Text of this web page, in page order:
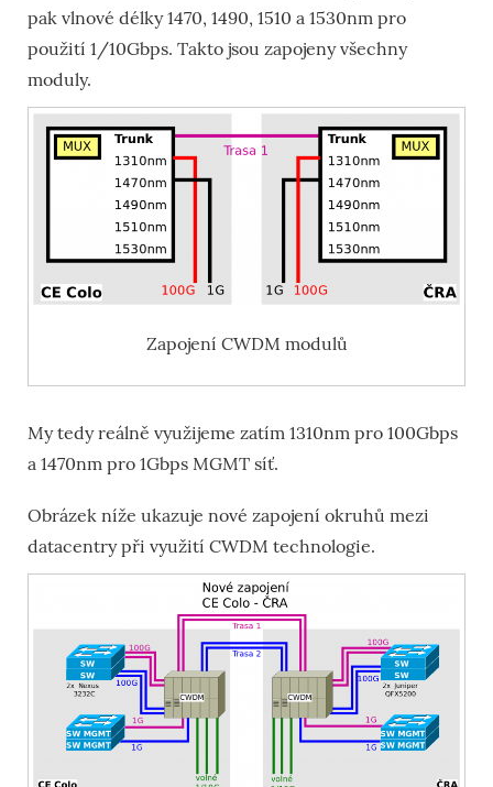
pak vlnové délky 1470, 1490, 1510 a 1530nm pro
použití 1/10Gbps. Takto jsou zapojeny všechny
moduly.
Zapojení CWDM modulů
My tedy reálně využijeme zatím 1310nm pro 100Gbps
a 1470nm pro 1Gbps MGMT síť.
Obrázek níže ukazuje nové zapojení okruhů mezi
datacentry při využití CWDM technologie.